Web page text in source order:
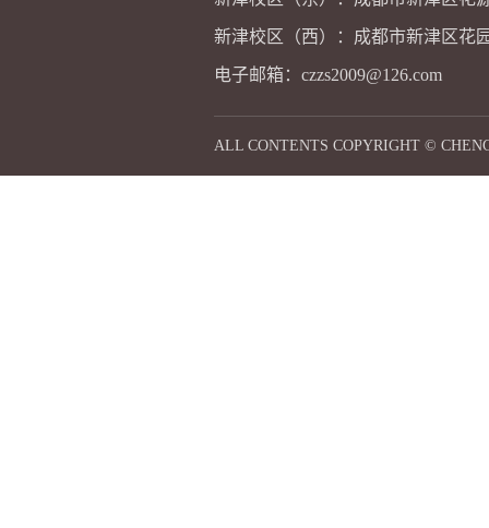
新津校区（西）：成都市新津区花
电子邮箱：czzs2009@126.com
ALL CONTENTS COPYRIGHT ©